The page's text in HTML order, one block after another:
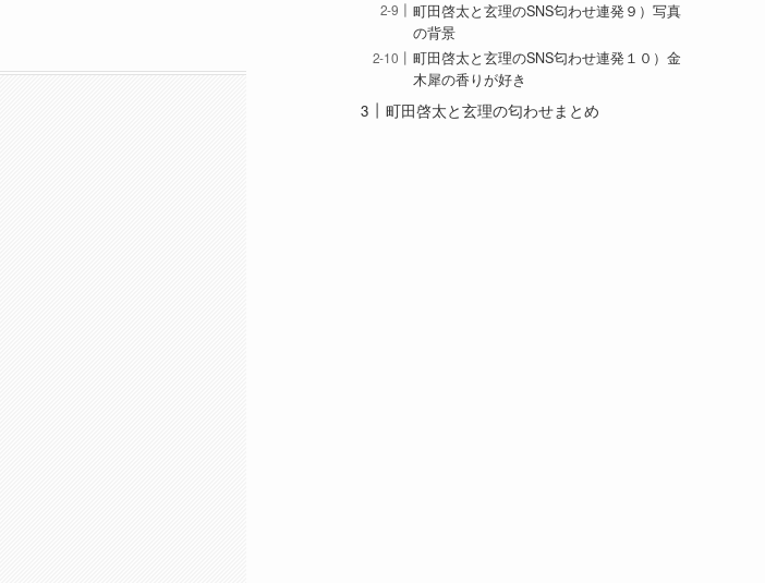
町田啓太と玄理のSNS匂わせ連発９）写真
の背景
町田啓太と玄理のSNS匂わせ連発１０）金
木犀の香りが好き
町田啓太と玄理の匂わせまとめ